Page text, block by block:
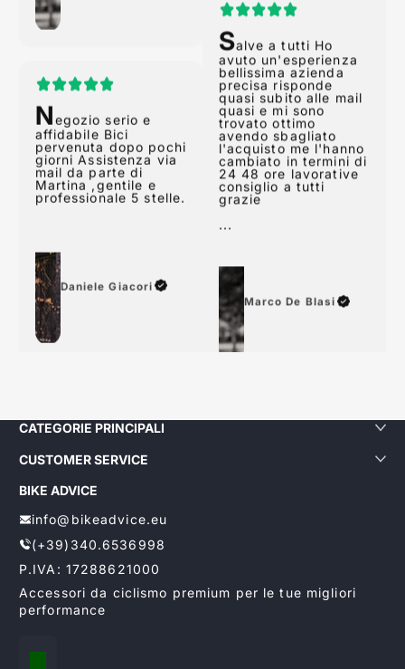
N
affidabile Bici
pervenuta dopo pochi
giorni Assistenza via
mail da parte di
Martina ,gentile e
professionale 5 stelle.
Daniele Giacori
Salve a tutti Ho
avuto un'esperienza
bellissima azienda
precisa risponde
quasi subito alle mail
quasi e mi sono
trovato ottimo
avendo sbagliato
l'acquisto me l'hanno
cambiato in termini di
24 48 ore lavorative
consiglio a tutti
Marco De Blasi
CATEGORIE PRINCIPALI
CUSTOMER SERVICE
BIKE ADVICE
info@bikeadvice.eu
(+39)340.6536998
P.IVA: 17288621000
Accessori da ciclismo premium per le tue migliori
performance